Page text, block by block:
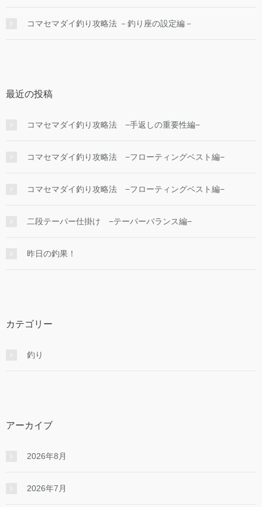
コマセマダイ釣り攻略法 －釣り座の設定編－
最近の投稿
コマセマダイ釣り攻略法 −手返しの重要性編−
コマセマダイ釣り攻略法 −フローティングベスト編−
コマセマダイ釣り攻略法 −フローティングベスト編−
二段テーパー仕掛け −テーパーバランス編−
昨日の釣果！
カテゴリー
釣り
アーカイブ
2026年8月
2026年7月